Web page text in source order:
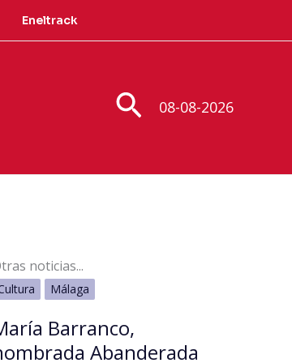
Eneltrack
Buscar
08-08-2026
noticias...
Málaga
Barranco,
Abanderada